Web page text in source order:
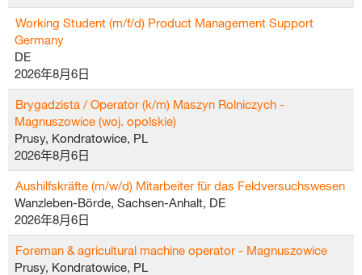
Working Student (m/f/d) Product Management Support
Germany
DE
2026年8月6日
Brygadzista / Operator (k/m) Maszyn Rolniczych -
Magnuszowice (woj. opolskie)
Prusy, Kondratowice, PL
2026年8月6日
Aushilfskräfte (m/w/d) Mitarbeiter für das Feldversuchswesen
Wanzleben-Börde, Sachsen-Anhalt, DE
2026年8月6日
Foreman & agricultural machine operator - Magnuszowice
Prusy, Kondratowice, PL